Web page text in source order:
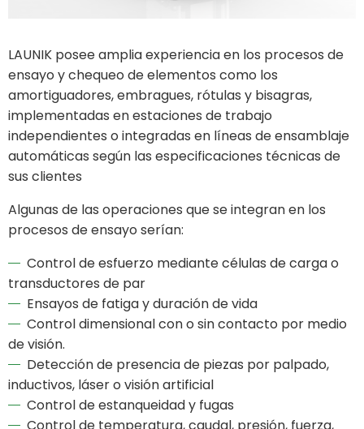
LAUNIK posee amplia experiencia en los procesos de
ensayo y chequeo de elementos como los
amortiguadores, embragues, rótulas y bisagras,
implementadas en estaciones de trabajo
independientes o integradas en líneas de ensamblaje
automáticas según las especificaciones técnicas de
sus clientes
Algunas de las operaciones que se integran en los
procesos de ensayo serían:
Control de esfuerzo mediante células de carga o
transductores de par
Ensayos de fatiga y duración de vida
Control dimensional con o sin contacto por medio
de visión.
Detección de presencia de piezas por palpado,
inductivos, láser o visión artificial
Control de estanqueidad y fugas